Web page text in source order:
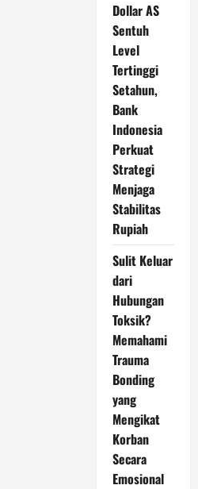
Dollar AS
Sentuh
Level
Tertinggi
Setahun,
Bank
Indonesia
Perkuat
Strategi
Menjaga
Stabilitas
Rupiah
Sulit Keluar
dari
Hubungan
Toksik?
Memahami
Trauma
Bonding
yang
Mengikat
Korban
Secara
Emosional